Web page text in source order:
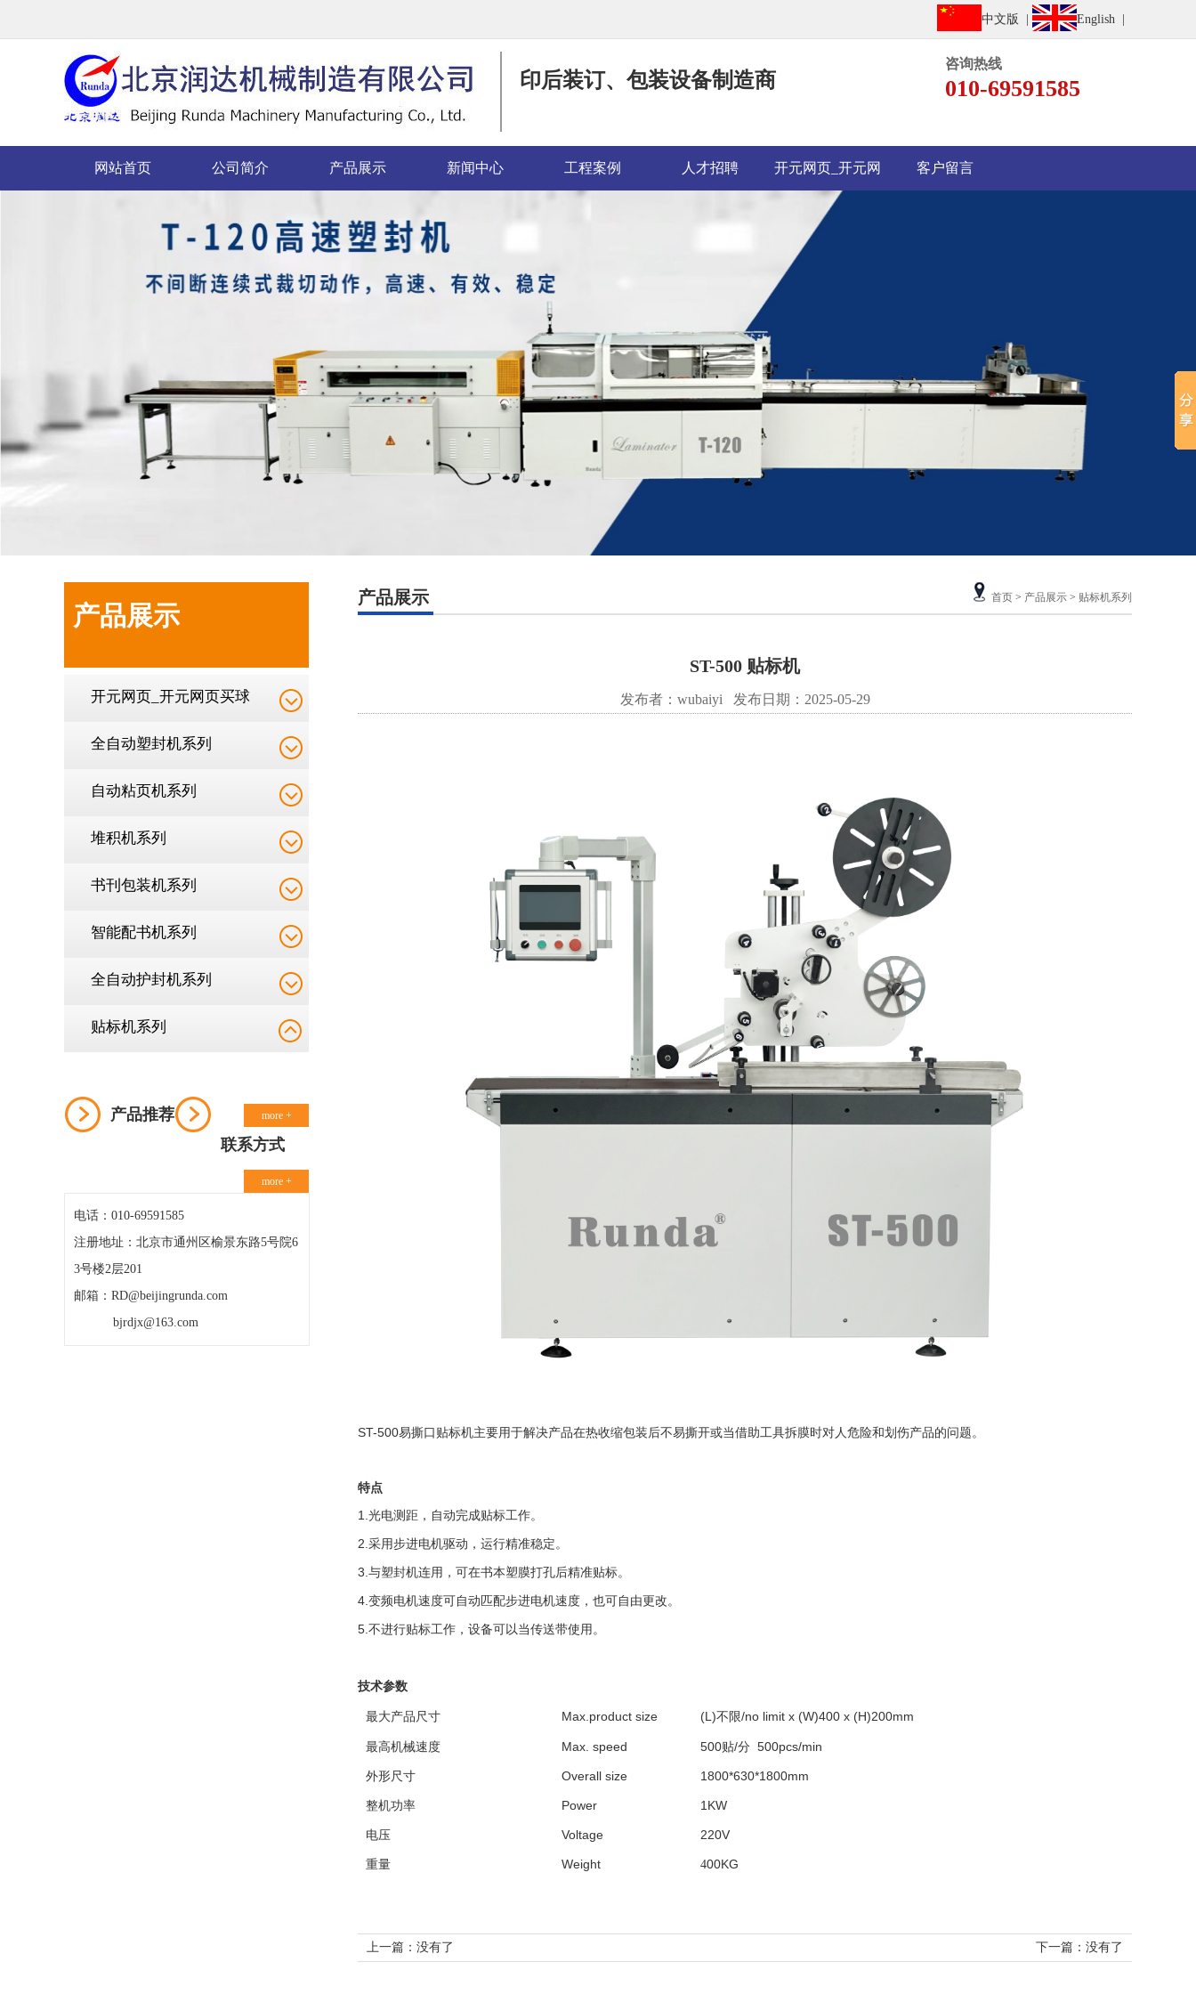
中文版 | English |
印后装订、包装设备制造商
咨询热线
010-69591585
网站首页 公司简介 产品展示 新闻中心 工程案例 人才招聘 开元网页_开元网
页买球
客户留言
产品展示
开元网页_开元网页买球
全自动塑封机系列
自动粘页机系列
堆积机系列
书刊包装机系列
智能配书机系列
全自动护封机系列
贴标机系列
产品推荐 more +
联系方式
more +
电话：010-69591585
注册地址：北京市通州区榆景东路5号院6
3号楼2层201
邮箱：RD@beijingrunda.com
bjrdjx@163.com
产品展示 首页 > 产品展示 > 贴标机系列
ST-500 贴标机
发布者：wubaiyi 发布日期：2025-05-29
ST-500易撕口贴标机主要用于解决产品在热收缩包装后不易撕开或当借助工具拆膜时对人危险和划伤产品的问题。
特点
1.光电测距，自动完成贴标工作。
2.采用步进电机驱动，运行精准稳定。
3.与塑封机连用，可在书本塑膜打孔后精准贴标。
4.变频电机速度可自动匹配步进电机速度，也可自由更改。
5.不进行贴标工作，设备可以当传送带使用 。
技术参数
最大产品 尺寸 Max.product size (L)不限/no limit x (W)400 x (H)200mm
最高机械速度 Max. speed 500贴/分 500pcs/min
外形尺寸 Overall size 1800*630*1800mm
整机功率 Power 1KW
电压 Voltage 220V
重量 Weight 400KG
上一篇：没有了 下一篇：没有了